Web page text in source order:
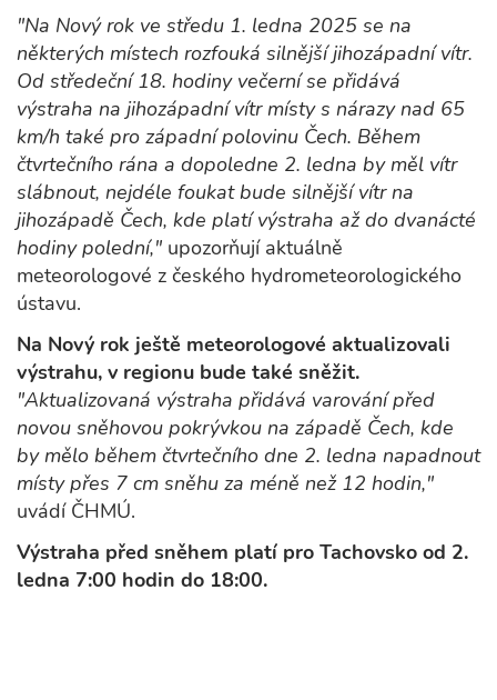
"Na Nový rok ve středu 1. ledna 2025 se na
některých místech rozfouká silnější jihozápadní vítr.
Od středeční 18. hodiny večerní se přidává
výstraha na jihozápadní vítr místy s nárazy nad 65
km/h také pro západní polovinu Čech. Během
čtvrtečního rána a dopoledne 2. ledna by měl vítr
slábnout, nejdéle foukat bude silnější vítr na
jihozápadě Čech, kde platí výstraha až do dvanácté
hodiny polední," upozorňují aktuálně
meteorologové z českého hydrometeorologického
ústavu.
Na Nový rok ještě meteorologové aktualizovali
výstrahu, v regionu bude také sněžit.
"Aktualizovaná výstraha přidává varování před
novou sněhovou pokrývkou na západě Čech, kde
by mělo během čtvrtečního dne 2. ledna napadnout
místy přes 7 cm sněhu za méně než 12 hodin,"
uvádí ČHMÚ.
Výstraha před sněhem platí pro Tachovsko od 2.
ledna 7:00 hodin do 18:00.